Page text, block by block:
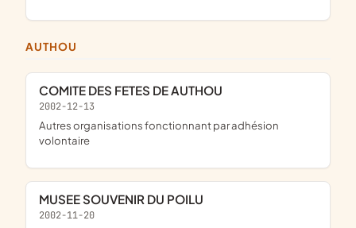
AUTHOU
COMITE DES FETES DE AUTHOU
2002-12-13
Autres organisations fonctionnant par adhésion
volontaire
MUSEE SOUVENIR DU POILU
2002-11-20